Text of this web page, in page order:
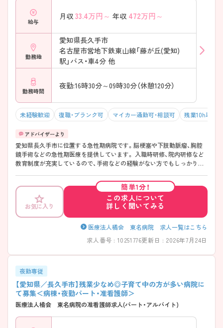
給与
月収 33.4万円～ 年収 472万円～
勤務地
愛知県長久手市
名古屋市営地下鉄東山線「藤が丘(愛知)
駅」バス・車4分 他
勤務時間
夜勤:16時30分～09時30分（休憩120分）
未経験歓迎 復職・ブランク可 マイカー通勤可・相談可 残業10h以下（
愛知県長久手市に位置する急性期病院です。脳梗塞や下肢動脈瘤、胸腔
鏡手術などの急性期医療を提供しています。 入職時研修、院内研修など
教育制度が充実しているので、手術などの経験がない方でもしっかり学
周囲のサポートがしっかりしていますのでご安心ください。 ご興味ある
方には、面接対策ポイントなど、さらに詳細をお話しいたしますのでお気
軽にご相談ください。
お気に入り
簡単1分！
この求人について
詳しく聞いてみる
医療法人橘会 東名病院 求人一覧はこちら
求人番号 : 10251776更新日 : 2026年7月24日
夜勤専従
【愛知県／長久手市】残業少なめ◎子育て中の方が多い病院に
て募集＜病棟・夜勤パート・准看護師＞
医療法人橘会 東名病院の准看護師求人(パート・アルバイト)